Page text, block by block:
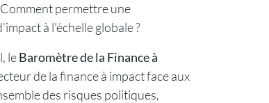
permettre une
à l’échelle globale ?
leBaromètre de la Finance à
de la finance à impact face aux
des risques politiques,